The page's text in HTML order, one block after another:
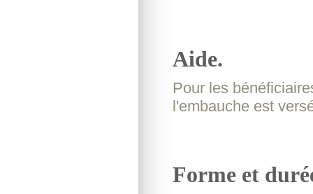
Aide.
Pour les
l'embauche est
Forme et